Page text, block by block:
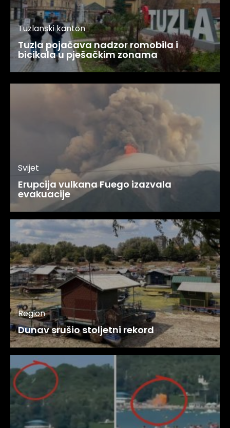
Tuzlanski kanton
Tuzla pojačava nadzor romobila i
bicikala u pješačkim zonama
Svijet
Erupcija vulkana Fuego izazvala
evakuacije
Region
Dunav srušio stoljetni rekord